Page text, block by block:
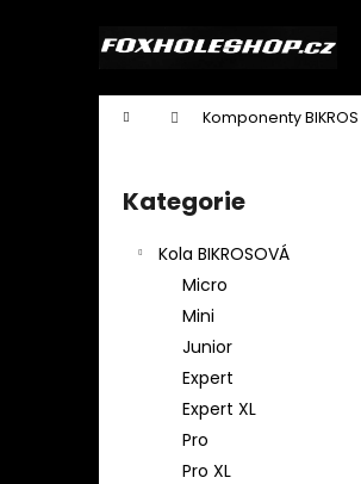
Domů Komponenty BIKROS
Přeskočit
kategorie
Kategorie
Kola BIKROSOVÁ
Micro
Mini
Junior
Expert
Expert XL
Pro
Pro XL
Zpět
Zpět